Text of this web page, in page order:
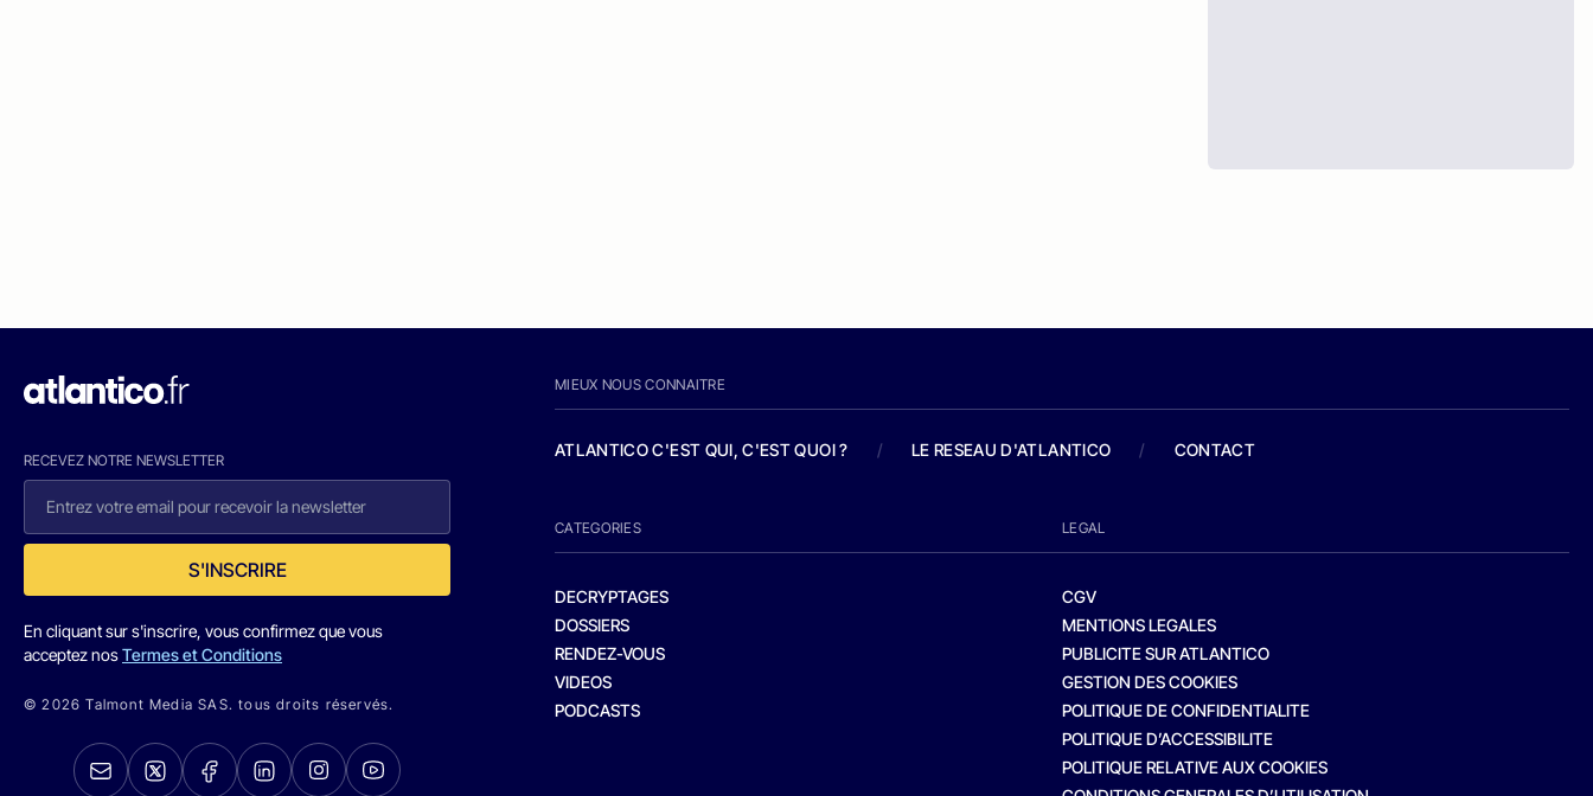
RECEVEZ NOTRE NEWSLETTER
S'INSCRIRE
En cliquant sur s'inscrire, vous confirmez que vous
acceptez nosTermes et Conditions
© 2026 Talmont Media SAS. tous droits réservés.
MIEUX NOUS CONNAITRE
ATLANTICO C'EST QUI, C'EST QUOI ? / LE RESEAU D'ATLANTICO / CONTACT
CATEGORIES
DECRYPTAGES
DOSSIERS
RENDEZ-VOUS
VIDEOS
PODCASTS
LEGAL
CGV
MENTIONS LEGALES
PUBLICITE SUR ATLANTICO
GESTION DES COOKIES
POLITIQUE DE CONFIDENTIALITE
POLITIQUE D’ACCESSIBILITE
POLITIQUE RELATIVE AUX COOKIES